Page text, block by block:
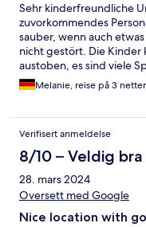
Sehr kinderfreundliche
zuvorkommendes
sauber, wenn auch
nicht gestört. Die Kinder
austoben, es sind viele
Legoland ist zu Fuß
Abendbuffet ist sehr
Aufenthalt.
Melanie, reise på 3 netter
Verifisert anmeldelse
8/10 – Veldig bra
28. mars 2024
Oversett med Google
Nice location with